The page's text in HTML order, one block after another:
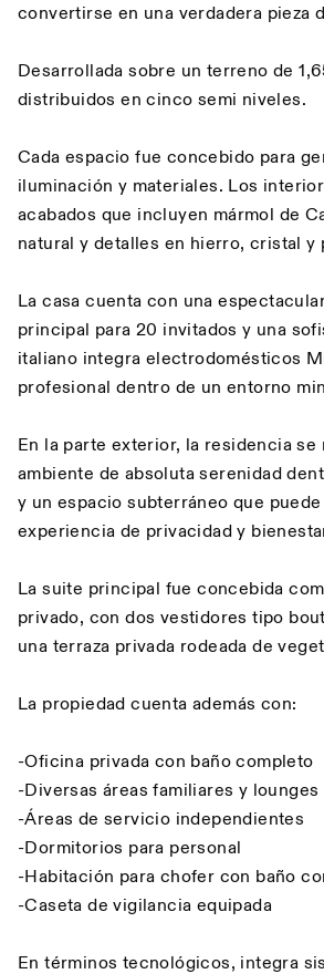
convertirse en una verdadera pieza
Desarrollada sobre un terreno de
distribuidos en cinco semi niveles.
Cada espacio fue concebido para
iluminación y materiales. Los
acabados que incluyen mármol de
natural y detalles en hierro, cristal y
La casa cuenta con una
principal para 20 invitados y una
italiano integra electrodomésticos
profesional dentro de un entorno
En la parte exterior, la residencia
ambiente de absoluta serenidad
y un espacio subterráneo que
experiencia de privacidad y
La suite principal fue concebida
privado, con dos vestidores tipo
una terraza privada rodeada de
La propiedad cuenta además con:
-Oficina privada con baño completo
-Diversas áreas familiares y lounges
-Áreas de servicio independientes
-Dormitorios para personal
-Habitación para chofer con baño
-Caseta de vigilancia equipada
En términos tecnológicos, integra